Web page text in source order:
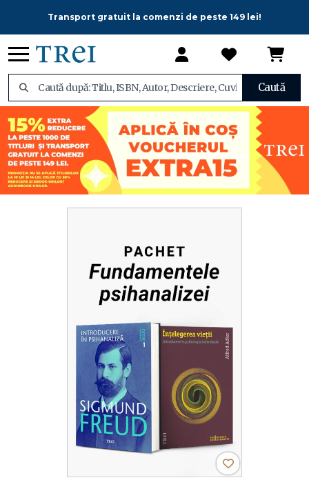
Transport gratuit la comenzi de peste 149 lei!
Caută